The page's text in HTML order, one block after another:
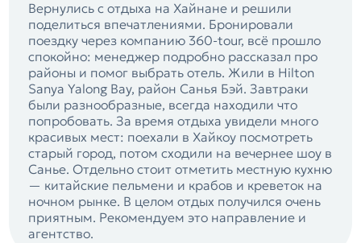
Вернулись с отдыха на Хайнане и решили
поделиться впечатлениями. Бронировали
поездку через компанию 360-tour, всё прошло
спокойно: менеджер подробно рассказал про
районы и помог выбрать отель. Жили в Hilton
Sanya Yalong Bay, район Санья Бэй. Завтраки
были разнообразные, всегда находили что
попробовать. За время отдыха увидели много
красивых мест: поехали в Хайкоу посмотреть
старый город, потом сходили на вечернее шоу в
Санье. Отдельно стоит отметить местную кухню
— китайские пельмени и крабов и креветок на
ночном рынке. В целом отдых получился очень
приятным. Рекомендуем это направление и
агентство.